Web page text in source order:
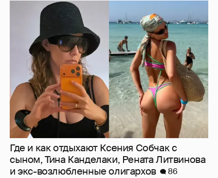
Где и как отдыхают Ксения Собчак с
сыном, Тина Канделаки, Рената Литвинова
и экс-возлюбленные олигархов
86